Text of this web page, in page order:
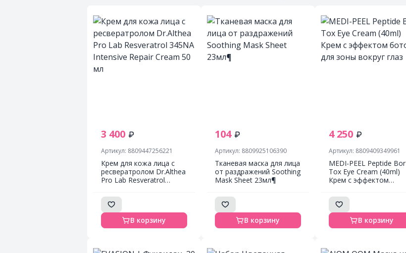
3 400
Артикул: 8809447256221
Крем для кожа лица с
ресвератролом Dr.Althea
Pro Lab Resveratrol
В корзину
104
Артикул: 8809925106390
Тканевая маска для лица
от раздражений Soothing
Mask Sheet 23мл¶
В корзину
4 250
Артикул: 8809409349961
MEDI-PEEL Peptide Bor
Tox Eye Cream (40ml)
Крем с эффектом
глаз
В корзину